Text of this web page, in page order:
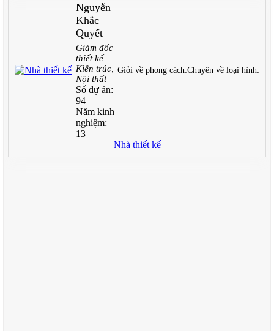
Nguyễn
Khắc
Quyết
Giám đốc
thiết kế
Kiến trúc,
Nội thất
Số dự án:
94
Năm kinh
nghiệm:
13
Giỏi về phong cách:Chuyên về loại hình:
Nhà thiết kế